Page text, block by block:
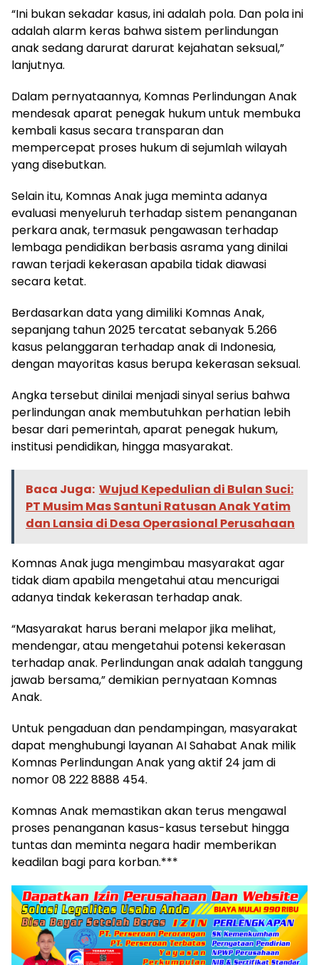
“Ini bukan sekadar kasus, ini adalah pola. Dan pola ini
adalah alarm keras bahwa sistem perlindungan
anak sedang darurat darurat kejahatan seksual,”
lanjutnya.
Dalam pernyataannya, Komnas Perlindungan Anak
mendesak aparat penegak hukum untuk membuka
kembali kasus secara transparan dan
mempercepat proses hukum di sejumlah wilayah
yang disebutkan.
Selain itu, Komnas Anak juga meminta adanya
evaluasi menyeluruh terhadap sistem penanganan
perkara anak, termasuk pengawasan terhadap
lembaga pendidikan berbasis asrama yang dinilai
rawan terjadi kekerasan apabila tidak diawasi
secara ketat.
Berdasarkan data yang dimiliki Komnas Anak,
sepanjang tahun 2025 tercatat sebanyak 5.266
kasus pelanggaran terhadap anak di Indonesia,
dengan mayoritas kasus berupa kekerasan seksual.
Angka tersebut dinilai menjadi sinyal serius bahwa
perlindungan anak membutuhkan perhatian lebih
besar dari pemerintah, aparat penegak hukum,
institusi pendidikan, hingga masyarakat.
Baca Juga: Wujud Kepedulian di Bulan Suci:
PT Musim Mas Santuni Ratusan Anak Yatim
dan Lansia di Desa Operasional Perusahaan
Komnas Anak juga mengimbau masyarakat agar
tidak diam apabila mengetahui atau mencurigai
adanya tindak kekerasan terhadap anak.
“Masyarakat harus berani melapor jika melihat,
mendengar, atau mengetahui potensi kekerasan
terhadap anak. Perlindungan anak adalah tanggung
jawab bersama,” demikian pernyataan Komnas
Anak.
Untuk pengaduan dan pendampingan, masyarakat
dapat menghubungi layanan AI Sahabat Anak milik
Komnas Perlindungan Anak yang aktif 24 jam di
nomor 08 222 8888 454.
Komnas Anak memastikan akan terus mengawal
proses penanganan kasus-kasus tersebut hingga
tuntas dan meminta negara hadir memberikan
keadilan bagi para korban.***